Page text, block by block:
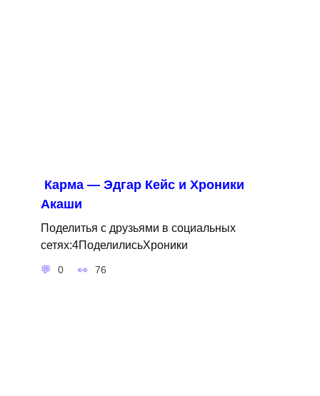
Карма — Эдгар Кейс и Хроники
Акаши
Поделитья с друзьями в социальных
сетях:4ПоделилисьХроники
0 76